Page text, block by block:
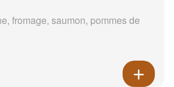
fromage, saumon, pommes de